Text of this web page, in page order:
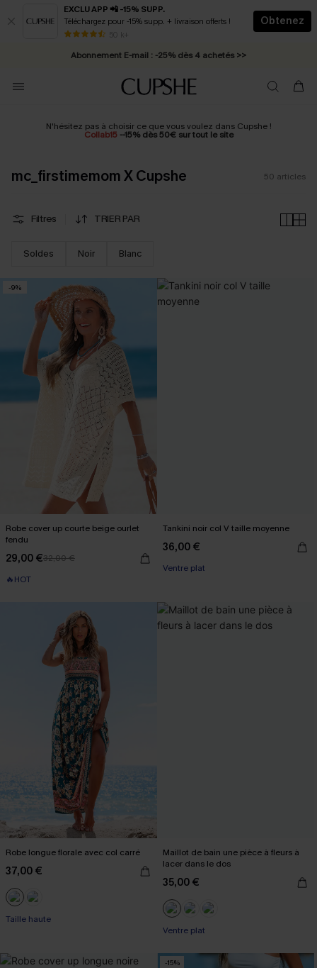
EXCLU APP 📲 -15% SUPP.
Téléchargez pour -15% supp. + livraison offerts !
50 k+
Obtenez
* Livraison éclair 2-3 jours ouvrés >>
Abonnement E-mail : -25% dès 4 achetés >>
N'hésitez pas à choisir ce que vous voulez dans Cupshe !
Collab15 --15% dès 50€ sur tout le site
mc_firstimemom X Cupshe 50 articles
Filtres TRIER PAR
Soldes Noir Blanc
-9%
Robe cover up courte beige ourlet
fendu
29,00 €32,00 €
🔥HOT
Tankini noir col V taille moyenne
36,00 €
Ventre plat
Robe longue florale avec col carré
37,00 €
Taille haute
Maillot de bain une pièce à fleurs à
lacer dans le dos
35,00 €
Ventre plat
-15%